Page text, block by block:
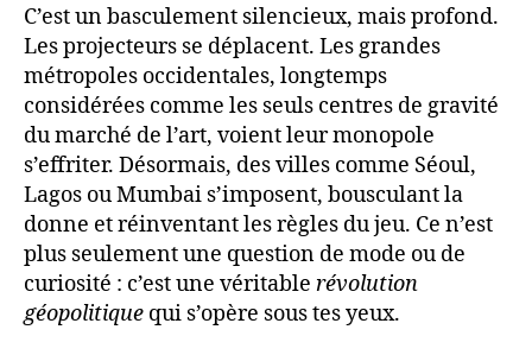
C’est un basculement silencieux, mais profond.
Les projecteurs se déplacent. Les grandes
métropoles occidentales, longtemps
considérées comme les seuls centres de gravité
du marché de l’art, voient leur monopole
s’effriter. Désormais, des villes comme Séoul,
Lagos ou Mumbai s’imposent, bousculant la
donne et réinventant les règles du jeu. Ce n’est
plus seulement une question de mode ou de
curiosité : c’est une véritable révolution
géopolitique qui s’opère sous tes yeux.